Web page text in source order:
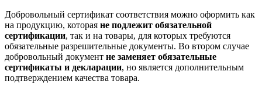
Добровольный сертификат соответствия можно оформить как
на продукцию, которая не подлежит обязательной
сертификации, так и на товары, для которых требуются
обязательные разрешительные документы. Во втором случае
добровольный документ не заменяет обязательные
сертификаты и декларации, но является дополнительным
подтверждением качества товара.